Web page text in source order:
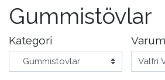
Gummistövlar
Kategori